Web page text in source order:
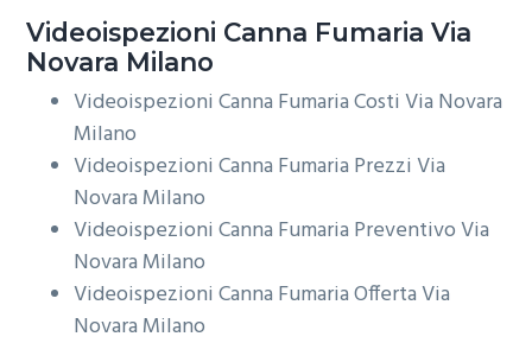
Videoispezioni Canna Fumaria Via
Novara Milano
Videoispezioni Canna Fumaria Costi Via Novara
Milano
Videoispezioni Canna Fumaria Prezzi Via
Novara Milano
Videoispezioni Canna Fumaria Preventivo Via
Novara Milano
Videoispezioni Canna Fumaria Offerta Via
Novara Milano